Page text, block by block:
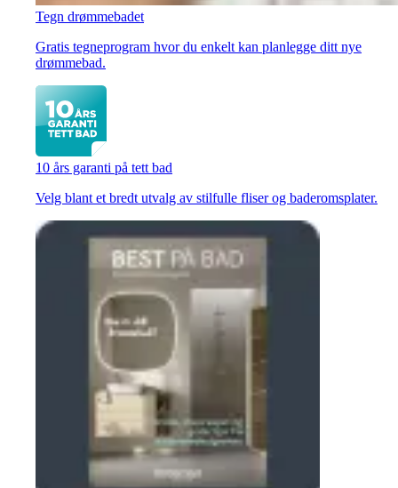
Tegn drømmebadet
Gratis tegneprogram hvor du enkelt kan planlegge ditt nye
drømmebad.
10 års garanti på tett bad
Velg blant et bredt utvalg av stilfulle fliser og baderomsplater.